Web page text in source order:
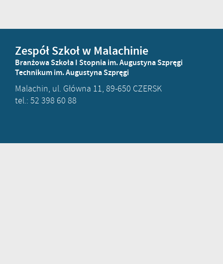
Zespół Szkoł w Malachinie
Branżowa Szkoła I Stopnia im. Augustyna Szpręgi
Technikum im. Augustyna Szpręgi
Malachin, ul. Główna 11, 89-650 CZERSK
tel.: 52 398 60 88